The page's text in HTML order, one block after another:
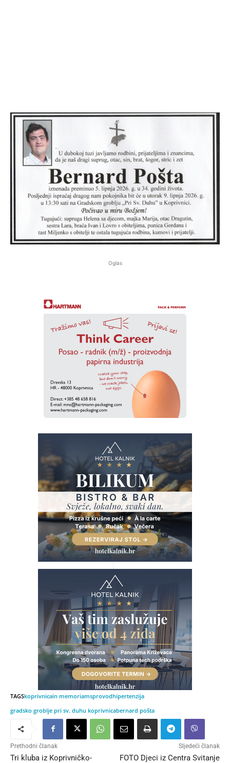
Oglas
TAGSkoprivnicain memoriamsprovodhipertenzija
gradsko groblje pri sv. duhu koprivnicabernard pošta
Prethodni članak
Tri kluba iz Koprivničko-
Sljedeći članak
FOTO Djeci iz Centra Svitanje